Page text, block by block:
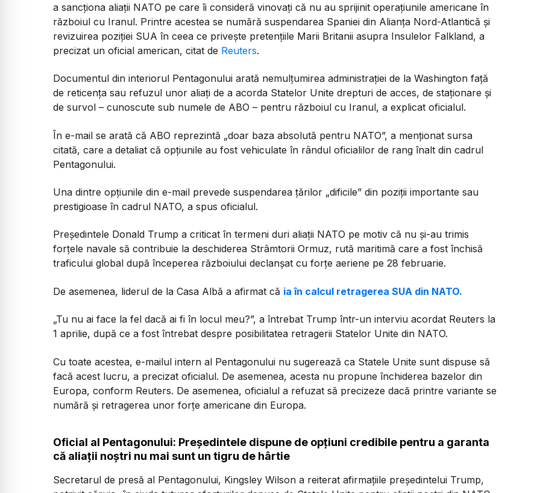
a sancționa aliații NATO pe care îi consideră vinovați că nu au sprijinit operațiunile americane în
războiul cu Iranul. Printre acestea se numără suspendarea Spaniei din Alianța Nord-Atlantică și
revizuirea poziției SUA în ceea ce privește pretențiile Marii Britanii asupra Insulelor Falkland, a
precizat un oficial american, citat de Reuters.
Documentul din interiorul Pentagonului arată nemulțumirea administrației de la Washington față
de reticența sau refuzul unor aliați de a acorda Statelor Unite drepturi de acces, de staționare și
de survol – cunoscute sub numele de ABO – pentru războiul cu Iranul, a explicat oficialul.
În e-mail se arată că ABO reprezintă „doar baza absolută pentru NATO”, a menționat sursa
citată, care a detaliat că opțiunile au fost vehiculate în rândul oficialilor de rang înalt din cadrul
Pentagonului.
Una dintre opțiunile din e-mail prevede suspendarea țărilor „dificile” din poziții importante sau
prestigioase în cadrul NATO, a spus oficialul.
Președintele Donald Trump a criticat în termeni duri aliații NATO pe motiv că nu și-au trimis
forțele navale să contribuie la deschiderea Strâmtorii Ormuz, rută maritimă care a fost închisă
traficului global după începerea războiului declanșat cu forțe aeriene pe 28 februarie.
De asemenea, liderul de la Casa Albă a afirmat că ia în calcul retragerea SUA din NATO.
„Tu nu ai face la fel dacă ai fi în locul meu?”, a întrebat Trump într-un interviu acordat Reuters la
1 aprilie, după ce a fost întrebat despre posibilitatea retragerii Statelor Unite din NATO.
Cu toate acestea, e-mailul intern al Pentagonului nu sugerează ca Statele Unite sunt dispuse să
facă acest lucru, a precizat oficialul. De asemenea, acesta nu propune închiderea bazelor din
Europa, conform Reuters. De asemenea, oficialul a refuzat să precizeze dacă printre variante se
numără și retragerea unor forțe americane din Europa.
Oficial al Pentagonului: Președintele dispune de opțiuni credibile pentru a garanta
că aliații noștri nu mai sunt un tigru de hârtie
Secretarul de presă al Pentagonului, Kingsley Wilson a reiterat afirmațiile președintelui Trump,